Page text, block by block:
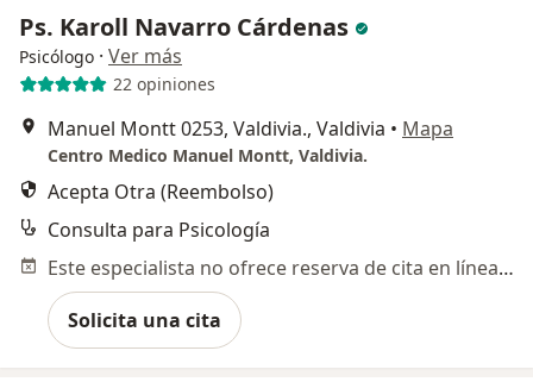
Ps. Karoll Navarro Cárdenas
Psicólogo · Ver más
22 opiniones
Manuel Montt 0253, Valdivia., Valdivia • Mapa
Centro Medico Manuel Montt, Valdivia.
Acepta Otra (Reembolso)
Consulta para Psicología
Este especialista no ofrece reserva de cita en línea en esta dirección.
Solicita una cita